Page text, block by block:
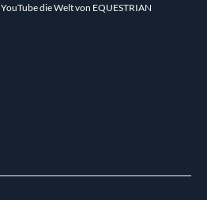
die Welt von EQUESTRIAN